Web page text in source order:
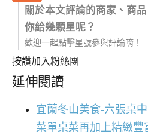
關於本文評論的商家、商
你給幾顆星呢？
歡迎一起點擊星號參與評論唷！
按讚加入粉絲團
延伸閱讀
宜蘭冬山美食-六張桌
菜單桌菜再加上精緻